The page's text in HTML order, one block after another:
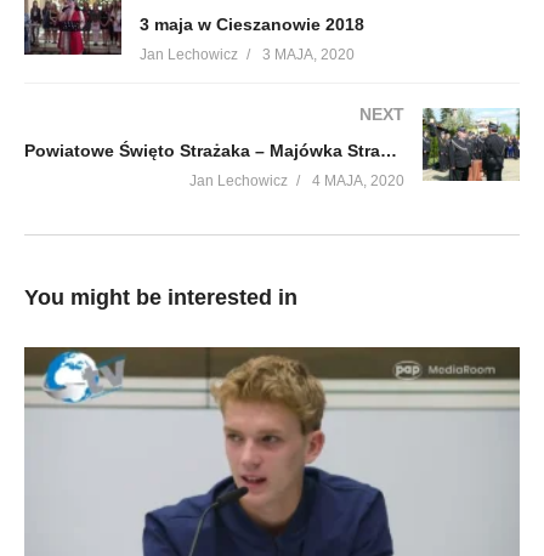
3 maja w Cieszanowie 2018
Jan Lechowicz 3 MAJA, 2020
NEXT
Powiatowe Święto Strażaka – Majówka Strażacka 03.05.2015, część 2
Jan Lechowicz 4 MAJA, 2020
You might be interested in